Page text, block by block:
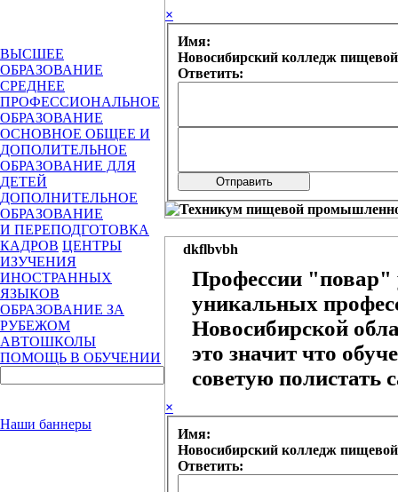
ВЫСШЕЕ
ОБРАЗОВАНИЕ
СРЕДНЕЕ
ПРОФЕССИОНАЛЬНОЕ
ОБРАЗОВАНИЕ
ОСНОВНОЕ ОБЩЕЕ И
ДОПОЛИТЕЛЬНОЕ
ОБРАЗОВАНИЕ ДЛЯ
ДЕТЕЙ
ДОПОЛНИТЕЛЬНОЕ
ОБРАЗОВАНИЕ
И ПЕРЕПОДГОТОВКА
КАДРОВ ЦЕНТРЫ
ИЗУЧЕНИЯ
ИНОСТРАННЫХ
ЯЗЫКОВ
ОБРАЗОВАНИЕ ЗА
РУБЕЖОМ
АВТОШКОЛЫ
ПОМОЩЬ В ОБУЧЕНИИ
Наши баннеры
×
Имя:
Новосибирский колледж
Ответить:
dkflbvbh
Профессии "повар"
уникальных
Новосибирской
это значит что
советую полистать
×
Имя:
Новосибирский колледж
Ответить: